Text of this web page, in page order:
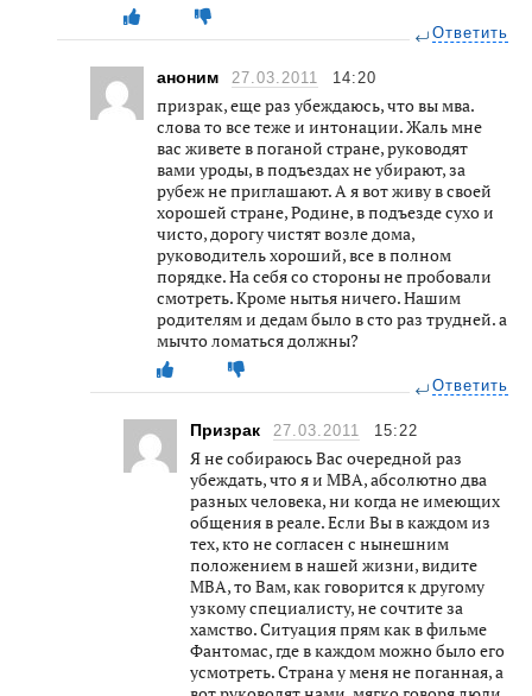
Ответить
аноним 27.03.2011 14:20
призрак, еще раз убеждаюсь, что вы мва.
слова то все теже и интонации. Жаль мне
вас живете в поганой стране, руководят
вами уроды, в подъездах не убирают, за
рубеж не приглашают. А я вот живу в своей
хорошей стране, Родине, в подъезде сухо и
чисто, дорогу чистят возле дома,
руководитель хороший, все в полном
порядке. На себя со стороны не пробовали
смотреть. Кроме нытья ничего. Нашим
родителям и дедам было в сто раз трудней. а
мычто ломаться должны?
Ответить
Призрак 27.03.2011 15:22
Я не собираюсь Вас очередной раз
убеждать, что я и МВА, абсолютно два
разных человека, ни когда не имеющих
общения в реале. Если Вы в каждом из
тех, кто не согласен с нынешним
положением в нашей жизни, видите
МВА, то Вам, как говорится к другому
узкому специалисту, не сочтите за
хамство. Ситуация прям как в фильме
Фантомас, где в каждом можно было его
усмотреть. Страна у меня не поганная, а